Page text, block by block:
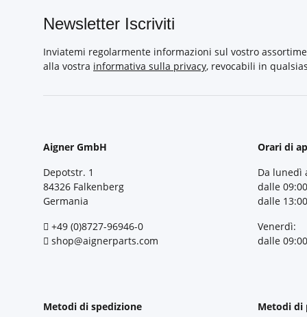
Newsletter Iscriviti
Inviatemi regolarmente informazioni sul vostro
alla vostra informativa sulla privacy, revocabili in
Aigner GmbH
Depotstr. 1
84326 Falkenberg
Germania
+49 (0)8727-96946-0
shop@aignerparts.com
Orari di
Da lunedì
dalle
dalle
Venerdì:
dalle
Metodi di spedizione Metodi di